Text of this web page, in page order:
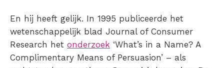
En hij heeft gelijk. In 1995 publiceerde het
wetenschappelijk blad Journal of Consumer
Research het onderzoek ‘What’s in a Name? A
Complimentary Means of Persuasion’ – als